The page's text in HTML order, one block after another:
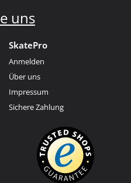
uns
SkatePro
Anmelden
Über uns
Impressum
Sichere Zahlung